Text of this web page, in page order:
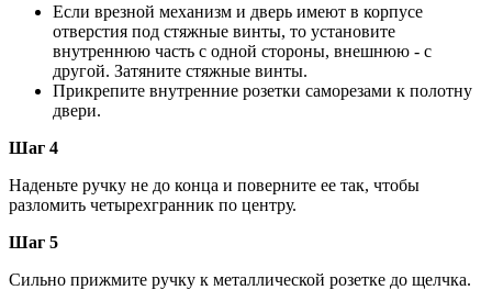
Если врезной механизм и дверь имеют в корпусе
отверстия под стяжные винты, то установите
внутреннюю часть с одной стороны, внешнюю - с
другой. Затяните стяжные винты.
Прикрепите внутренние розетки саморезами к полотну
двери.
Шаг 4
Наденьте ручку не до конца и поверните ее так, чтобы
разломить четырехгранник по центру.
Шаг 5
Сильно прижмите ручку к металлической розетке до щелчка.